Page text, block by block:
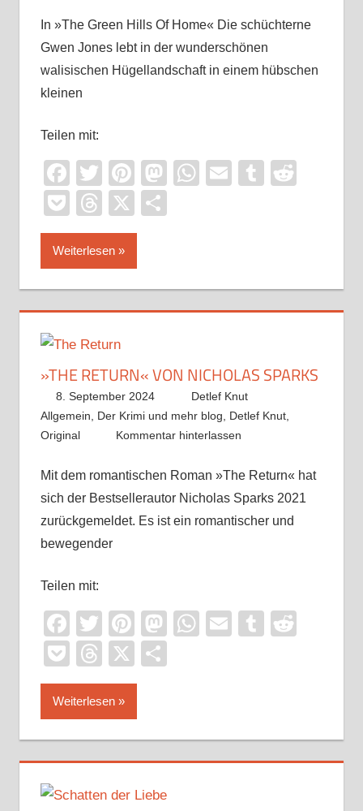
In »The Green Hills Of Home« Die schüchterne
Gwen Jones lebt in der wunderschönen
walisischen Hügellandschaft in einem hübschen
kleinen
Teilen mit:
Facebook
TwitterPinterest
Mastodon
WhatsApp
EmailTumblr
PocketThreads
X
Weiterlesen
»THE RETURN« VON NICHOLAS SPARKS
8. September 2024
Detlef Knut
Allgemein
Der Krimi und mehr blog Detlef Knut,
Original
Kommentar hinterlassen
Mit dem romantischen Roman »The Return« hat
sich der Bestsellerautor Nicholas Sparks 2021
zurückgemeldet. Es ist ein romantischer und
bewegender
Teilen mit:
Facebook
TwitterPinterest
Mastodon
WhatsApp
EmailTumblr
PocketThreads
X
Weiterlesen